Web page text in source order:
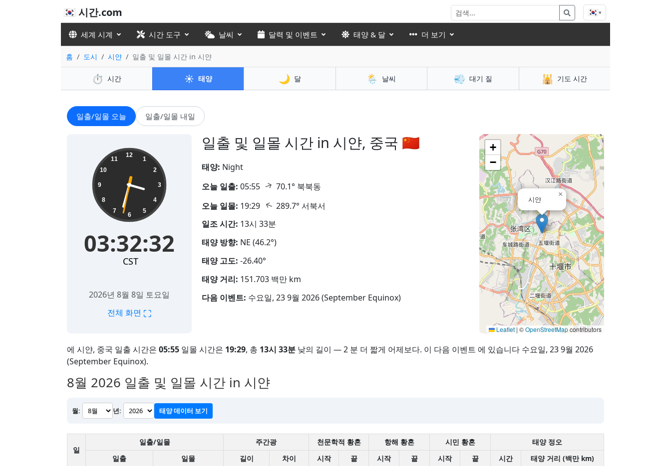
🇰🇷 시간.com 🇰🇷▾
세계 시계 시간 도구 날씨 달력 및 이벤트 태양 & 달 더 보기
홈 도시 시얀 일출 및 일몰 시간 in 시얀
⏱️ 시간 ☀️ 태양 🌙 달 🌦️ 날씨 💨 대기 질 🕌 기도 시간
일출/일몰 오늘 일출/일몰 내일
일출 및 일몰 시간 in 시얀, 중국 🇨🇳
03:32:33 12
1
2
3
4
5
6
7
8
9
10
11
03:32:33
CST
2026년 8월 8일 토요일
전체 화면 ⛶
태양: Night
오늘 일출: 05:55 ↑ 70.1° 북북동
오늘 일몰: 19:29 ↑ 289.7° 서북서
일조 시간: 13시 33분
태양 방향: NE (46.2°)
태양 고도: -26.40°
태양 거리: 151.703 백만 km
다음 이벤트: 수요일, 23 9월 2026 (September Equinox)
시얀
×
+
−
Leaflet | ©OpenStreetMapcontributors
에 시얀, 중국 일출 시간은 05:55 일몰 시간은 19:29, 총 13시 33분 낮의 길이 — 2 분 더 짧게 어제보다. 이 다음 이벤트 에 있습니다 수요일, 23 9월 2026
(September Equinox).
8월 2026 일출 및 일몰 시간 in 시얀
월: 년: 태양 데이터 보기
일
일출/일몰 주간광 천문학적 황혼 항해 황혼 시민 황혼
태양 정오
일출
일몰 길이 차이 시작 끝 시작 끝 시작 끝 시간
태양 거리 (백만 km)